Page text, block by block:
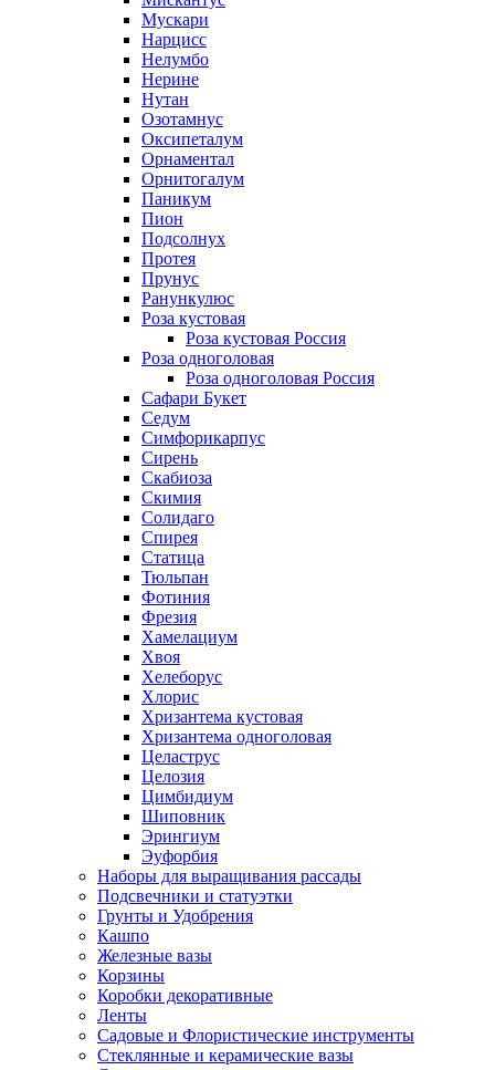
Мускари
Нарцисс
Нелумбо
Нерине
Нутан
Озотамнус
Оксипеталум
Орнаментал
Орнитогалум
Паникум
Пион
Подсолнух
Протея
Прунус
Ранункулюс
Роза кустовая
Роза кустовая Россия
Роза одноголовая
Роза одноголовая Россия
Сафари Букет
Седум
Симфорикарпус
Сирень
Скабиоза
Скимия
Солидаго
Спирея
Статица
Тюльпан
Фотиния
Фрезия
Хамелациум
Хвоя
Хелеборус
Хлорис
Хризантема кустовая
Хризантема одноголовая
Целаструс
Целозия
Цимбидиум
Шиповник
Эрингиум
Эуфорбия
Наборы для выращивания рассады
Подсвечники и статуэтки
Грунты и Удобрения
Кашпо
Железные вазы
Корзины
Коробки декоративные
Ленты
Садовые и Флористические инструменты
Стеклянные и керамические вазы